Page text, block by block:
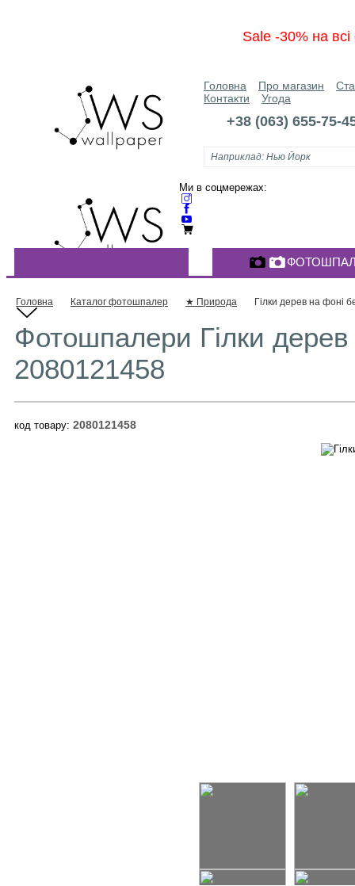
Sale -30% на
Головна Про магазин
Контакти
Угода
+38 (063) 655-75-
Ми в соцмережах:
КАТАЛОГ ФОТОШПАЛЕР
Головна Каталог фотошпалер ★ Природа Гілки дерев на фоні
Фотошпалери Гілки
2080121458
код товару: 2080121458